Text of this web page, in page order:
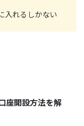
入れるしかない
座開設方法を解